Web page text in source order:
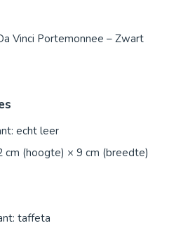
Vinci Portemonnee – Zwart
echt leer
cm (hoogte) × 9 cm (breedte)
taf­fe­ta